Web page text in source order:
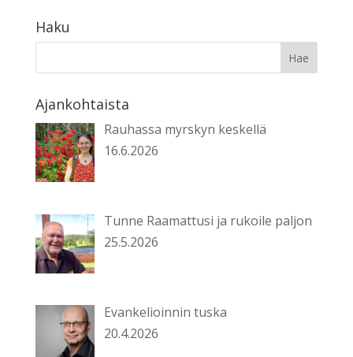
Haku
Ajankohtaista
Rauhassa myrskyn keskellä
16.6.2026
Tunne Raamattusi ja rukoile paljon
25.5.2026
Evankelioinnin tuska
20.4.2026